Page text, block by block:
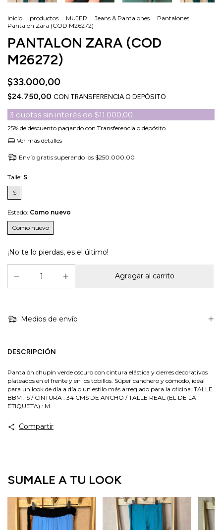
Inicio . productos . MUJER . Jeans & Pantalones . Pantalones .
Pantalon Zara (COD M26272)
PANTALON ZARA (COD
M26272)
$33.000,00
$24.750,00 CON TRANSFERENCIA O DEPÓSITO
3 cuotas sin interés de $11.000,00
25% de descuento pagando con Transferencia o depósito
Ver más detalles
Envío gratis superando los $250.000,00
Talle: S
S
Estado: Como nuevo
Como nuevo
¡No te lo pierdas, es el último!
Medios de envío
DESCRIPCIÓN
Pantalón chupín verde oscuro con cintura elástica y cierres decorativos
plateados en el frente y en los tobillos. Súper canchero y cómodo, ideal
para un look de día a día o un estilo más arreglado para la oficina. TALLE
BBM : S / CINTURA : 34 CMS DE ANCHO / TALLE REAL (EL DE LA
ETIQUETA) : M
Compartir
SUMALE A TU LOOK